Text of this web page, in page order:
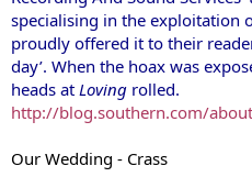
specialising in the exploitation
proudly offered it to their
day’. When the hoax was
heads at Loving rolled.
http://blog.southern.com/
Our Wedding - Crass